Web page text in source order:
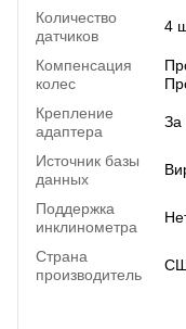
Количество
датчиков
4
Компенсация
колес
Крепление
адаптера
За
Источник базы
данных
Поддержка
инклинометра
Страна
производитель